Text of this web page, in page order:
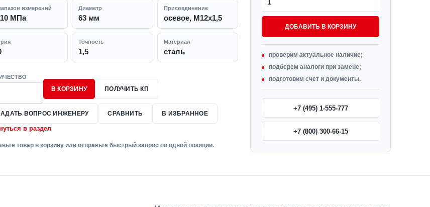
измерений
МПа
Диаметр
63 мм
Присоединение
осевое, M12x1,5
Точность
1,5
Материал
сталь
В КОРЗИНУ ПОЛУЧИТЬ КП
ВОПРОС ИНЖЕНЕРУ СРАВНИТЬ В ИЗБРАННОЕ
в раздел
товар в корзину или отправьте быстрый запрос по одной позиции.
ДОБАВИТЬ В КОРЗИНУ
проверим актуальное наличие;
подберем аналоги при замене;
подготовим счет и документы.
+7 (495) 1-555-777
+7 (800) 300-66-15